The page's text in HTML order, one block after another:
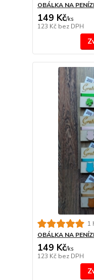
OBÁLKA NA
149 Kč/ks
123 Kč bez DPH
1
OBÁLKA NA
149 Kč/ks
123 Kč bez DPH